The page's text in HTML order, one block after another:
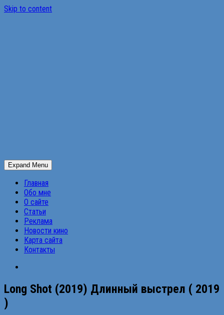
Skip to content
Expand Menu
Главная
Обо мне
О сайте
Статьи
Реклама
Новости кино
Карта сайта
Контакты
Long Shot (2019) Длинный выстрел ( 2019
)